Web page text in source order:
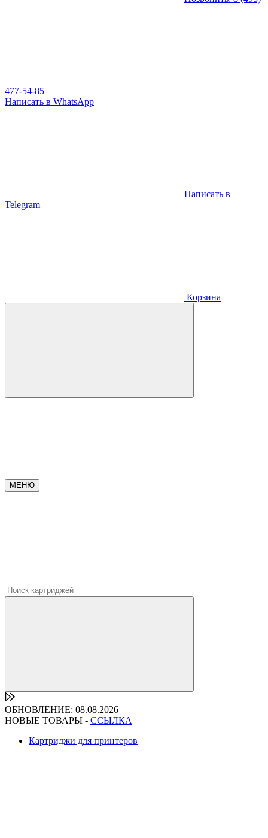
477-54-85
Написать в WhatsApp
Написать в
Telegram
Корзина
МЕНЮ
ОБНОВЛЕНИЕ: 08.08.2026
НОВЫЕ ТОВАРЫ - ССЫЛКА
Картриджи для принтеров